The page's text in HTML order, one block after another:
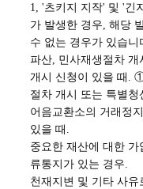
1, '츠키지 지작' 및 '긴
가 발생한 경우, 해당
수 없는 경우가 있습니
파산, 민사재생절차
개시 신청이 있을 때.
절차 개시 또는 특별
어음교환소의 거래정
있을 때.
중요한 재산에 대한
류통지가 있는 경우.
천재지변 및 기타 사